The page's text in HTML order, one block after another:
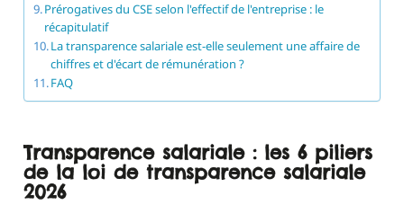
Prérogatives du CSE selon l'effectif de l'entreprise : le
récapitulatif
La transparence salariale est-elle seulement une affaire de
chiffres et d'écart de rémunération ?
FAQ
Transparence salariale : les 6 piliers
de la loi de transparence salariale
2026